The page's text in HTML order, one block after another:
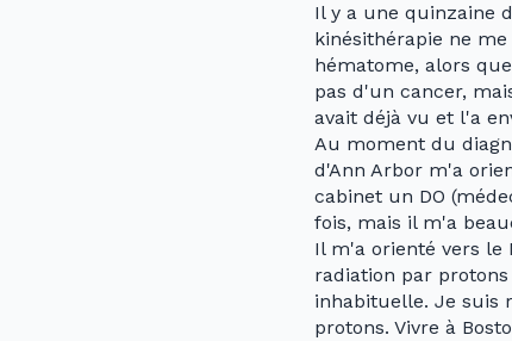
Il y a une quinzaine
kinésithérapie ne
hématome, alors
pas d'un cancer,
avait déjà vu et l'a
Au moment du
d'Ann Arbor m'a
cabinet un DO
fois, mais il m'a
Il m'a orienté vers le
radiation par
inhabituelle. Je suis
protons. Vivre à